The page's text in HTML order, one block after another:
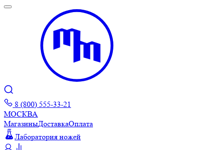
8 (800) 555-33-21
МОСКВА
МагазиныДоставкаОплата
Лаборатория ножей